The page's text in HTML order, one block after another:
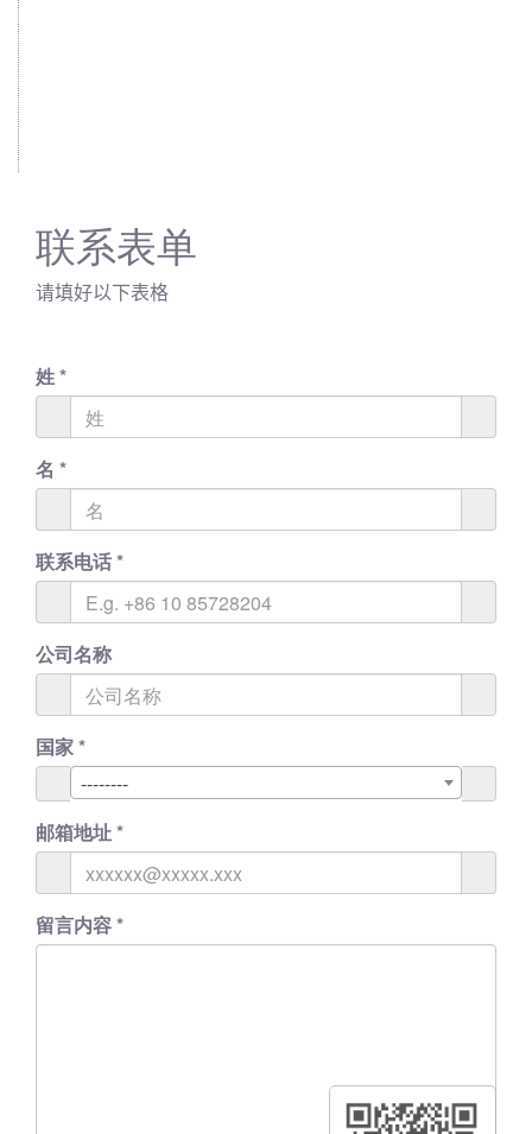
联系表单
请填好以下表格
姓*
名 *
联系电话*
公司名称
国家*
--------
邮箱地址*
留言内容*